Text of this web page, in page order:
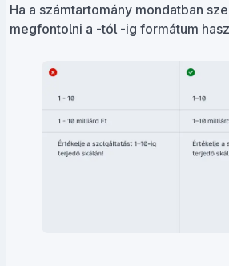
Ha a számtartomány mondatban
megfontolni a -tól -ig formátum